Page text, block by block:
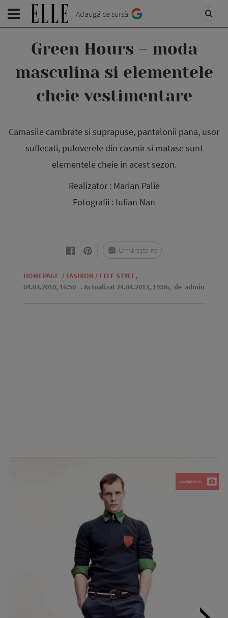
Adaugă ca sursă
Green Hours – moda
masculina si elementele
cheie vestimentare
Camasile cambrate si suprapuse, pantalonii pana, usor
suflecati, puloverele din casmir si matase sunt
elementele cheie in acest sezon.
Realizator : Marian Palie
Fotografii : Iulian Nan
HOMEPAGE / FASHION / ELLE STYLE,
04.03.2010, 16:50 . Actualizat 24.04.2013, 19:06, de admin
Urmărește-ne